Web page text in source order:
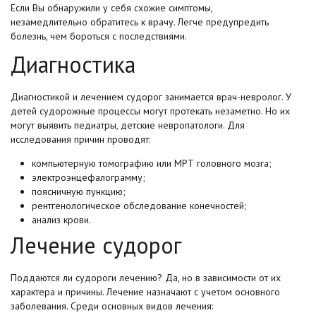
Если Вы обнаружили у себя схожие симптомы,
незамедлительно обратитесь к врачу. Легче предупредить
болезнь, чем бороться с последствиями.
Диагностика
Диагностикой и лечением судорог занимается врач-невролог. У
детей судорожные процессы могут протекать незаметно. Но их
могут выявить педиатры, детские невропатологи. Для
исследования причин проводят:
компьютерную томографию или МРТ головного мозга;
электроэнцефалограмму;
поясничную пункцию;
рентгенологическое обследование конечностей;
анализ крови.
Лечение судорог
Поддаются ли судороги лечению? Да, но в зависимости от их
характера и причины. Лечение назначают с учетом основного
заболевания. Среди основных видов лечения: